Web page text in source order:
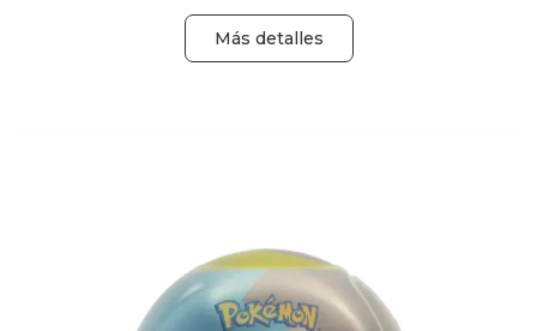
Más detalles